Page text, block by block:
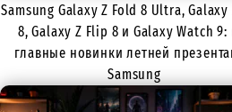
Samsung Galaxy Z Fold 8 Ultra, Galaxy
8, Galaxy Z Flip 8 и Galaxy Watch 9:
главные новинки летней
Samsung